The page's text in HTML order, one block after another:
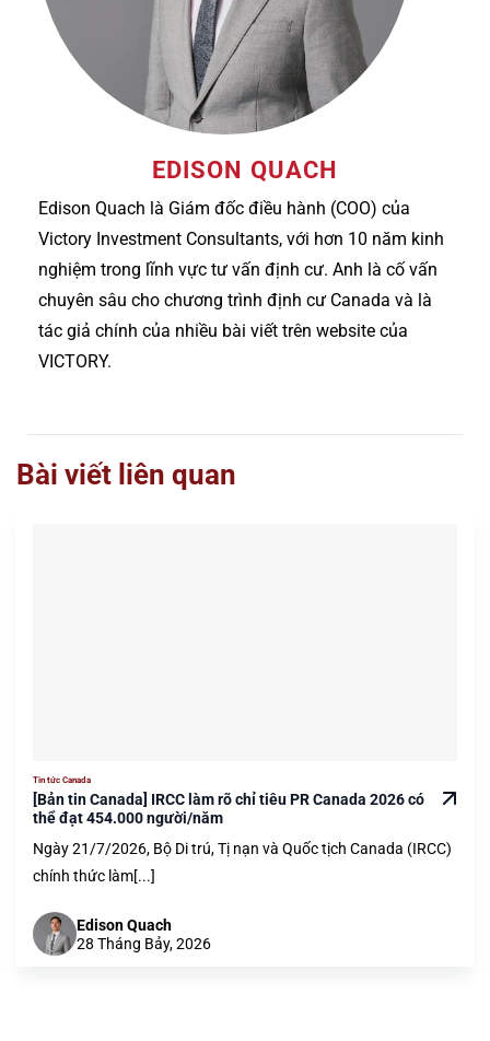
EDISON QUACH
Edison Quach là Giám đốc điều hành (COO) của
Victory Investment Consultants, với hơn 10 năm kinh
nghiệm trong lĩnh vực tư vấn định cư. Anh là cố vấn
chuyên sâu cho chương trình định cư Canada và là
tác giả chính của nhiều bài viết trên website của
VICTORY.
Bài viết liên quan
Tin tức Canada
[Bản tin Canada] IRCC làm rõ chỉ tiêu PR Canada 2026 có
thể đạt 454.000 người/năm
Ngày 21/7/2026, Bộ Di trú, Tị nạn và Quốc tịch Canada (IRCC)
chính thức làm[...]
Edison Quach
28 Tháng Bảy, 2026